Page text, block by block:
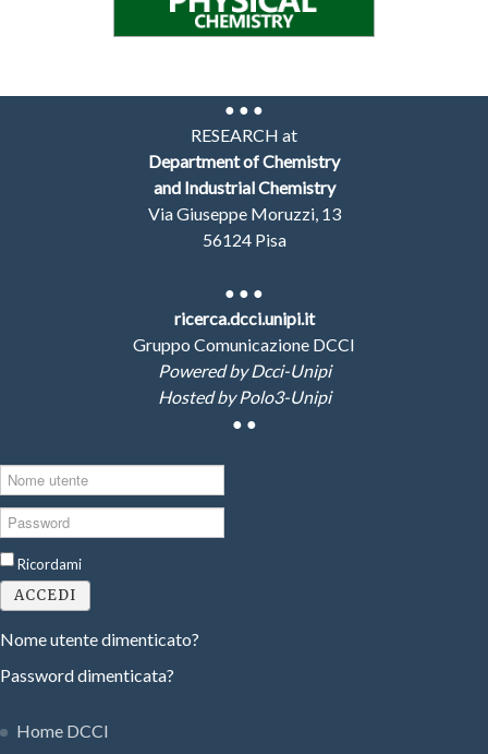
● ● ●
RESEARCH at
Department of Chemistry
and Industrial Chemistry
Via Giuseppe Moruzzi, 13
56124 Pisa
● ● ●
ricerca.dcci.unipi.it
Gruppo Comunicazione DCCI
Powered by Dcci-Unipi
Hosted by Polo3-Unipi
● ●
Nome
utente
Password
Ricordami
ACCEDI
Nome utente dimenticato?
Password dimenticata?
Home DCCI